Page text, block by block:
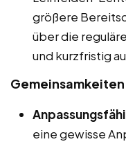
größere
über die
und kurzfristig
Gemeinsamkeiten
eine gewisse